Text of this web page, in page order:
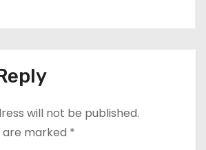
will not be published.
are marked *